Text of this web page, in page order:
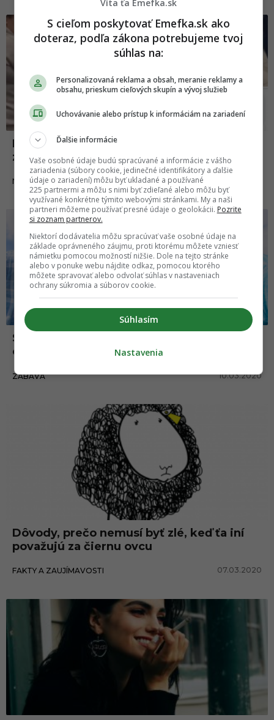
Nežiadúci účinok koronavírusu: Ľudia sa
začínajú biť v obchodoch
NEWS
Sarkastické hlášky a reakcie, ktorými
efektívne „zotrieš“ svojho nepriateľa
ZÁBAVA 10.03.2020
Dôvody, prečo nemusí byť zlé, keď ťa iní
považujú za čiernu ovcu
FAKTY A ZAUJÍMAVOSTI 07.03.2020
Víta ťa Emefka.sk
S cieľom poskytovať Emefka.sk ako
doteraz, podľa zákona potrebujeme tvoj
súhlas na:
Personalizovaná reklama a obsah, meranie reklamy a
obsahu, prieskum cieľových skupín a vývoj služieb
Uchovávanie alebo prístup k informáciám na zariadení
Ďalšie informácie
Vaše osobné údaje budú spracúvané a informácie z vášho
zariadenia (súbory cookie, jedinečné identifikátory a ďalšie
údaje o zariadení) môžu byť ukladané a používané
225 partnermi a môžu s nimi byť zdieľané alebo môžu byť
využívané konkrétne týmito webovými stránkami. My a naši
partneri môžeme používať presné údaje o geolokácii. Pozrite
si zoznam partnerov.
Niektorí dodávatelia môžu spracúvať vaše osobné údaje na
základe oprávneného záujmu, proti ktorému môžete vzniesť
námietku pomocou možností nižšie. Dole na tejto stránke
alebo v ponuke webu nájdite odkaz, pomocou ktorého
môžete spravovať alebo odvolať súhlas v nastaveniach
ochrany súkromia a súborov cookie.
Súhlasím
Nastavenia